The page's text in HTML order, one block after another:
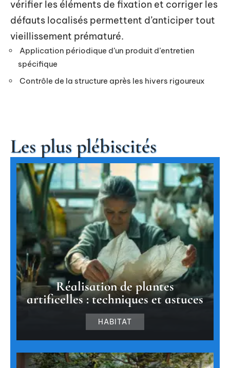
vérifier les éléments de fixation et corriger les
défauts localisés permettent d’anticiper tout
vieillissement prématuré.
Application périodique d’un produit d’entretien
spécifique
Contrôle de la structure après les hivers rigoureux
Les plus plébiscités
Réalisation de plantes
artificelles : techniques et astuces
HABITAT